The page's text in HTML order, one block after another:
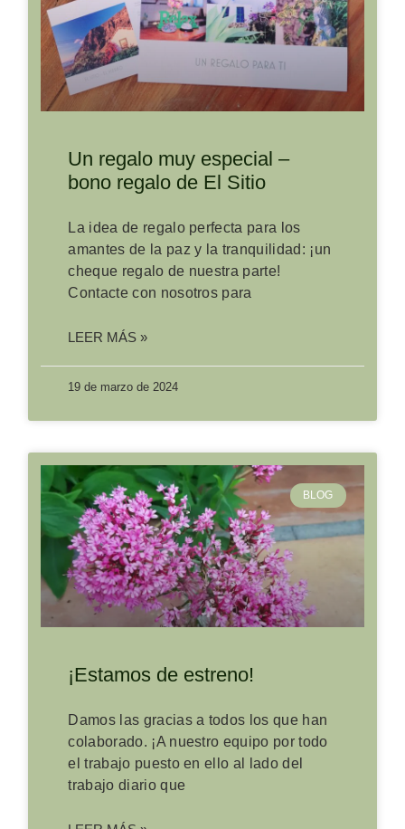
Un regalo muy especial –
bono regalo de El Sitio
La idea de regalo perfecta para los
amantes de la paz y la tranquilidad: ¡un
cheque regalo de nuestra parte!
Contacte con nosotros para
LEER MÁS »
19 de marzo de 2024
BLOG
¡Estamos de estreno!
Damos las gracias a todos los que han
colaborado. ¡A nuestro equipo por todo
el trabajo puesto en ello al lado del
trabajo diario que